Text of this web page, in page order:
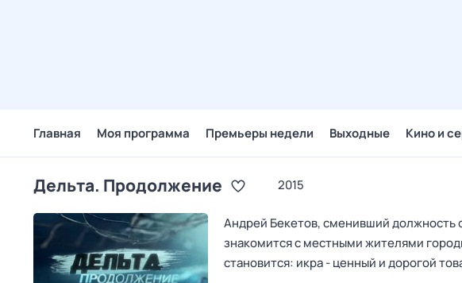
Главная Моя программа Премьеры недели Выходные Кино и
Дельта. Продолжение 2015
Андрей Бекетов, сменивший должность
знакомится с местными жителями
становится: икра - ценный и дорогой